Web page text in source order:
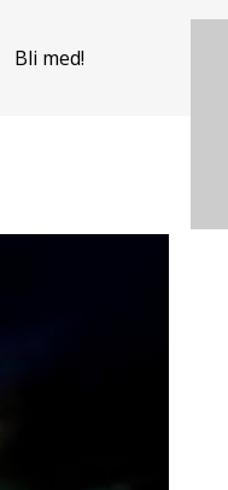
Bli med!